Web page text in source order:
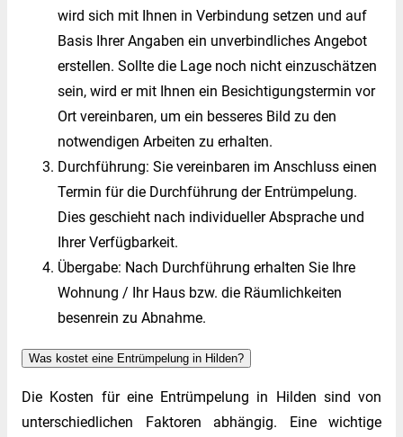
wird sich mit Ihnen in Verbindung setzen und auf
Basis Ihrer Angaben ein unverbindliches Angebot
erstellen. Sollte die Lage noch nicht einzuschätzen
sein, wird er mit Ihnen ein Besichtigungstermin vor
Ort vereinbaren, um ein besseres Bild zu den
notwendigen Arbeiten zu erhalten.
Durchführung: Sie vereinbaren im Anschluss einen
Termin für die Durchführung der Entrümpelung.
Dies geschieht nach individueller Absprache und
Ihrer Verfügbarkeit.
Übergabe: Nach Durchführung erhalten Sie Ihre
Wohnung / Ihr Haus bzw. die Räumlichkeiten
besenrein zu Abnahme.
Was kostet eine Entrümpelung in Hilden?
Die Kosten für eine Entrümpelung in Hilden sind von
unterschiedlichen Faktoren abhängig. Eine wichtige